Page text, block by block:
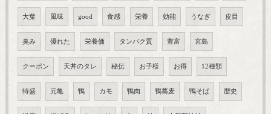
大葉 風味 good 食感 栄養 効能 うなぎ 皮目
臭み 優れた 栄養価 タンパク質 豊富 宮島
クーポン 天丼のタレ 秘伝 お子様 お得 12種類
特盛 元亀 鴨 カモ 鴨肉 鴨蕎麦 鴨そば 歴史